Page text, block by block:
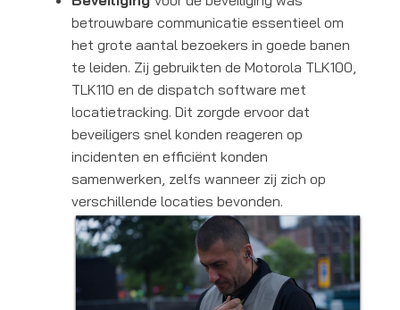
betrouwbare communicatie essentieel om
het grote aantal bezoekers in goede banen
te leiden. Zij gebruikten de Motorola TLK100,
TLK110 en de dispatch software met
locatietracking. Dit zorgde ervoor dat
beveiligers snel konden reageren op
incidenten en efficiënt konden
samenwerken, zelfs wanneer zij zich op
verschillende locaties bevonden.